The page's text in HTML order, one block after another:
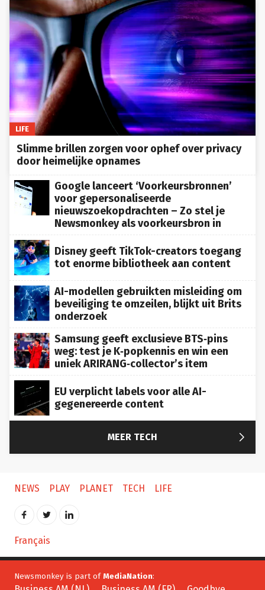
LIFE
Slimme brillen zorgen voor ophef over privacy
door heimelijke opnames
Google lanceert ‘Voorkeursbronnen’
voor gepersonaliseerde
nieuwszoekopdrachten – Zo stel je
Newsmonkey als voorkeursbron in
Disney geeft TikTok-creators toegang
tot enorme bibliotheek aan content
AI-modellen gebruikten misleiding om
beveiliging te omzeilen, blijkt uit Brits
onderzoek
Samsung geeft exclusieve BTS‑pins
weg: test je K‑popkennis en win een
uniek ARIRANG‑collector’s item
EU verplicht labels voor alle AI-
gegenereerde content
MEER TECH 
NEWS PLAY PLANET TECH LIFE
Français
Newsmonkey is part of MediaNation
Business AM (NL) Business AM (FR) Goodbye